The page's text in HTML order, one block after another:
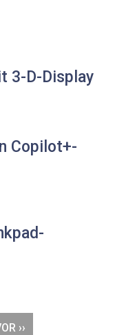
3-D-Display
Copilot+-
››